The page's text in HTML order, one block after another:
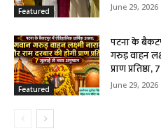
Featured June 29, 2026
Featured
पटना के
गरुड़ वाहन
प्राण
June 29, 2026